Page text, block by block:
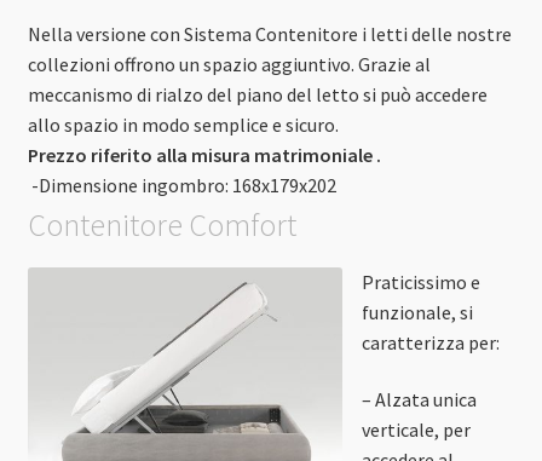
Nella versione con Sistema Contenitore i letti delle nostre
collezioni offrono un spazio aggiuntivo. Grazie al
meccanismo di rialzo del piano del letto si può accedere
allo spazio in modo semplice e sicuro.
Prezzo riferito alla misura matrimoniale .
-Dimensione ingombro: 168x179x202
Contenitore Comfort
Praticissimo e
funzionale, si
caratterizza per:
– Alzata unica
verticale, per